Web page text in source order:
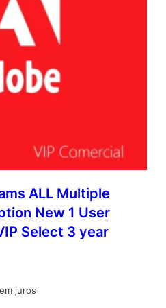
ALL Multiple
New 1 User
Select 3 year
juros